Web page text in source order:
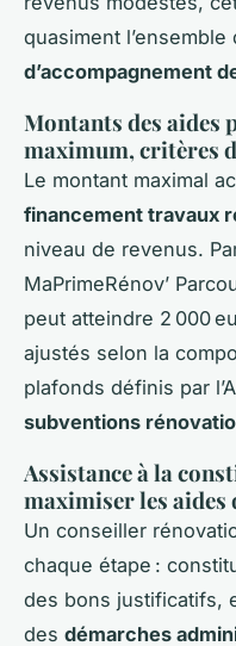
quasiment l’ensemble
d’accompagnement
Montants des aides
maximum, critères
Le montant maximal
financement travaux
niveau de revenus.
MaPrimeRénov’
peut atteindre 2 000
ajustés selon la
plafonds définis par
subventions
Assistance à la
maximiser les aides
Un conseiller
chaque étape :
des bons justificatifs,
des démarches